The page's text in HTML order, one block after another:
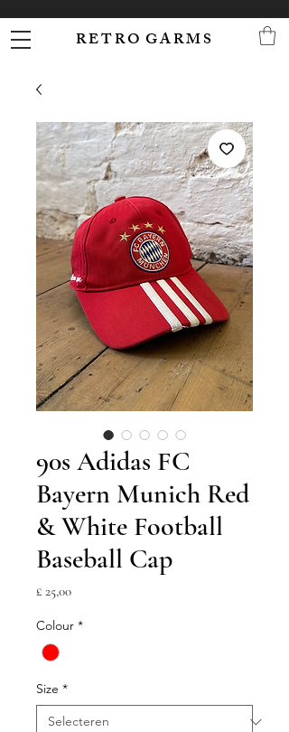
R E T R O G A R M S
90s Adidas FC
Bayern Munich Red
& White Football
Baseball Cap
£ 25,00Prijs
Colour *
Size *